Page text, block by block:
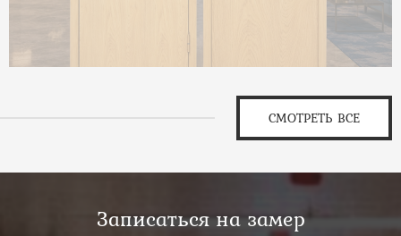
СМОТРЕТЬ ВСЕ
Записаться на замер